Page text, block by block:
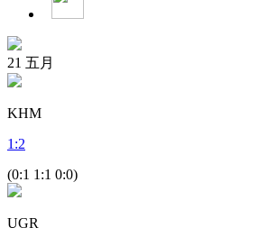
21 五月
KHM
1 :2
(0:1 1:1 0:0)
UGR